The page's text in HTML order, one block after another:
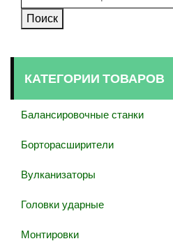
Поиск
КАТЕГОРИИ ТОВАРОВ
Балансировочные станки
Борторасширители
Вулканизаторы
Головки ударные
Монтировки